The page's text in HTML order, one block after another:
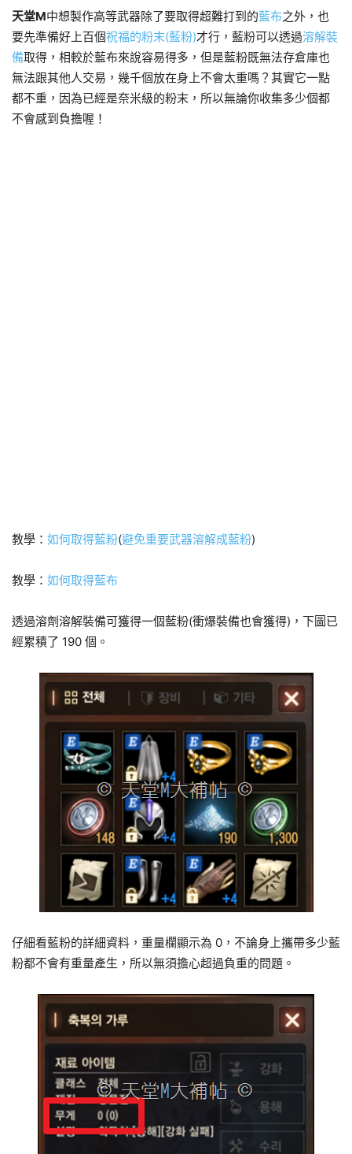
天堂M中想製作高等武器除了要取得超難打到的藍布之外，也
要先準備好上百個祝福的粉末(藍粉)才行，藍粉可以透過溶解裝
備取得，相較於藍布來說容易得多，但是藍粉既無法存倉庫也
無法跟其他人交易，幾千個放在身上不會太重嗎？其實它一點
都不重，因為已經是奈米級的粉末，所以無論你收集多少個都
不會感到負擔喔！
教學： 如何取得藍粉(避免重要武器溶解成藍粉)
教學： 如何取得藍布
透過溶劑溶解裝備可獲得一個藍粉(衝爆裝備也會獲得)，下圖已
經累積了 190 個。
仔細看藍粉的詳細資料，重量欄顯示為 0，不論身上攜帶多少藍
粉都不會有重量產生，所以無須擔心超過負重的問題。